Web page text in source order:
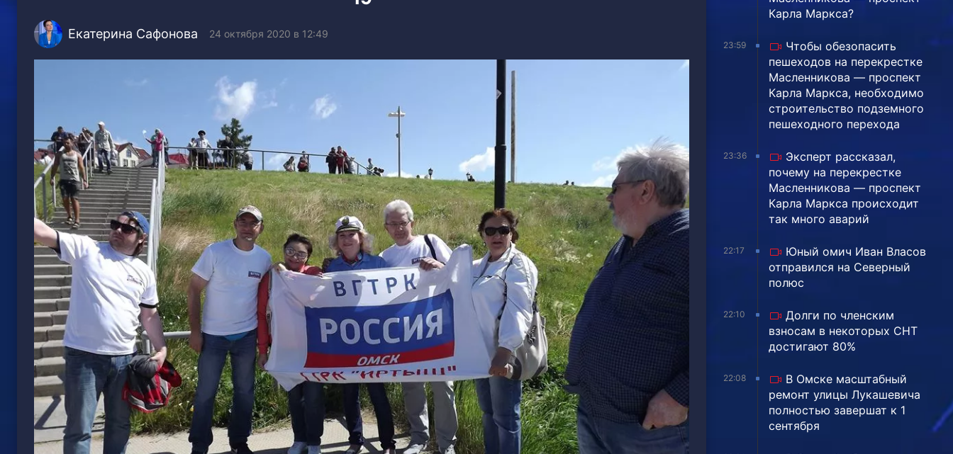
Екатерина Сафонова 24 октября 2020 в 12:49
Карла Маркса?
23:59
Чтобы обезопасить
пешеходов на перекрестке
Масленникова — проспект
Карла Маркса, необходимо
строительство подземного
пешеходного перехода
23:36
Эксперт рассказал,
почему на перекрестке
Масленникова — проспект
Карла Маркса происходит
так много аварий
22:17
Юный омич Иван Власов
отправился на Северный
полюс
22:10
Долги по членским
взносам в некоторых СНТ
достигают 80%
22:08
В Омске масштабный
ремонт улицы Лукашевича
полностью завершат к 1
сентября